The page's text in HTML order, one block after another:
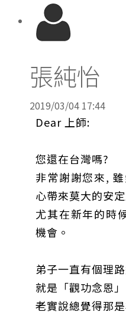
張純怡
2019/03/04 17:44
Dear 上師:
您還在台灣嗎?
非常謝謝您來,
心帶來莫大的安
尤其在新年的時
機會。
弟子一直有個理
就是「觀功念恩」
老實說總覺得那